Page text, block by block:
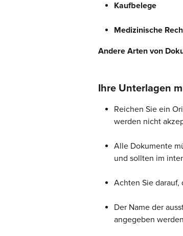
Kaufbelege
Medizinische
Andere Arten von
Ihre Unterlagen
Reichen Sie ein
werden nicht
Alle Dokumente
und sollten im
Achten Sie darauf,
Der Name der
angegeben